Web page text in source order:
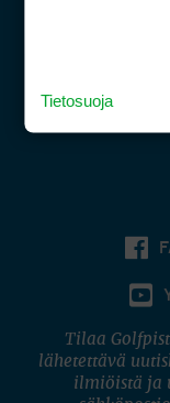
Tilaa
lähetettävä
ilmiöistä ja
Tietosuoja